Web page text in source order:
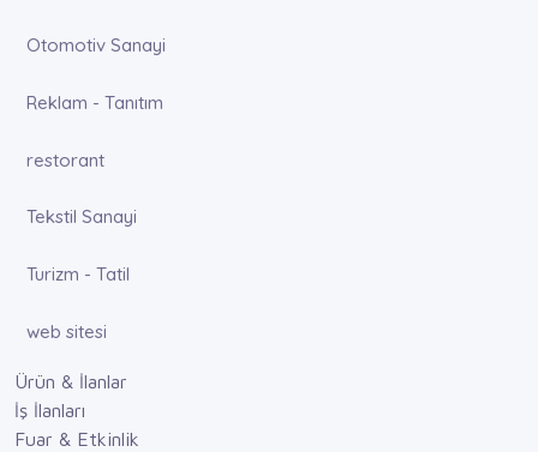
Otomotiv Sanayi
Reklam - Tanıtım
restorant
Tekstil Sanayi
Turizm - Tatil
web sitesi
Ürün & İlanlar
İş İlanları
Fuar & Etkinlik